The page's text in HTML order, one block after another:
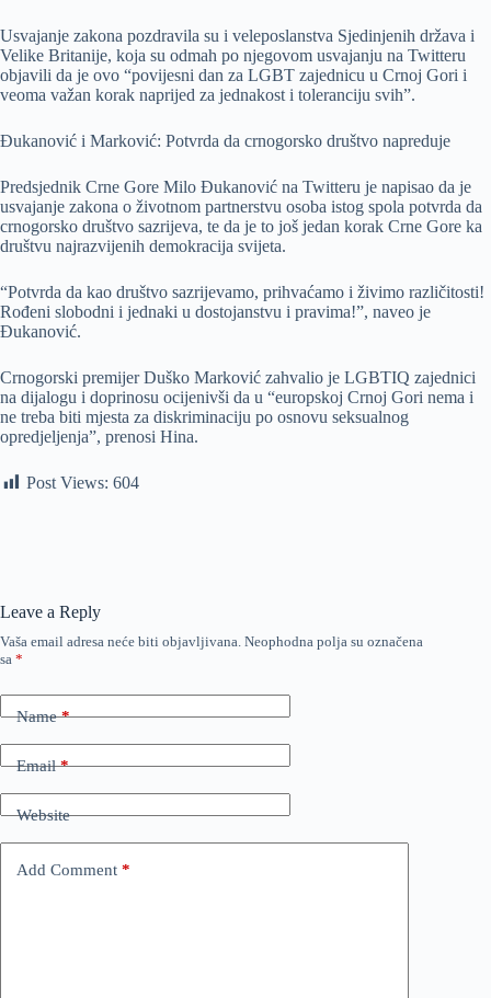
Usvajanje zakona pozdravila su i veleposlanstva Sjedinjenih država i
Velike Britanije, koja su odmah po njegovom usvajanju na Twitteru
objavili da je ovo “povijesni dan za LGBT zajednicu u Crnoj Gori i
veoma važan korak naprijed za jednakost i toleranciju svih”.
Đukanović i Marković: Potvrda da crnogorsko društvo napreduje
Predsjednik Crne Gore Milo Đukanović na Twitteru je napisao da je
usvajanje zakona o životnom partnerstvu osoba istog spola potvrda da
crnogorsko društvo sazrijeva, te da je to još jedan korak Crne Gore ka
društvu najrazvijenih demokracija svijeta.
“Potvrda da kao društvo sazrijevamo, prihvaćamo i živimo različitosti!
Rođeni slobodni i jednaki u dostojanstvu i pravima!”, naveo je
Đukanović.
Crnogorski premijer Duško Marković zahvalio je LGBTIQ zajednici
na dijalogu i doprinosu ocijenivši da u “europskoj Crnoj Gori nema i
ne treba biti mjesta za diskriminaciju po osnovu seksualnog
opredjeljenja”, prenosi Hina.
Post Views: 604
Leave a Reply
Vaša email adresa neće biti objavljivana. Neophodna polja su označena
sa *
Name*
Email*
Website
Add Comment *